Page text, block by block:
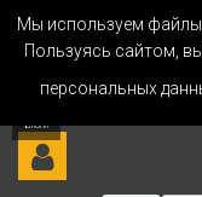
Мы используем файлы
Пользуясь сайтом,
персональных